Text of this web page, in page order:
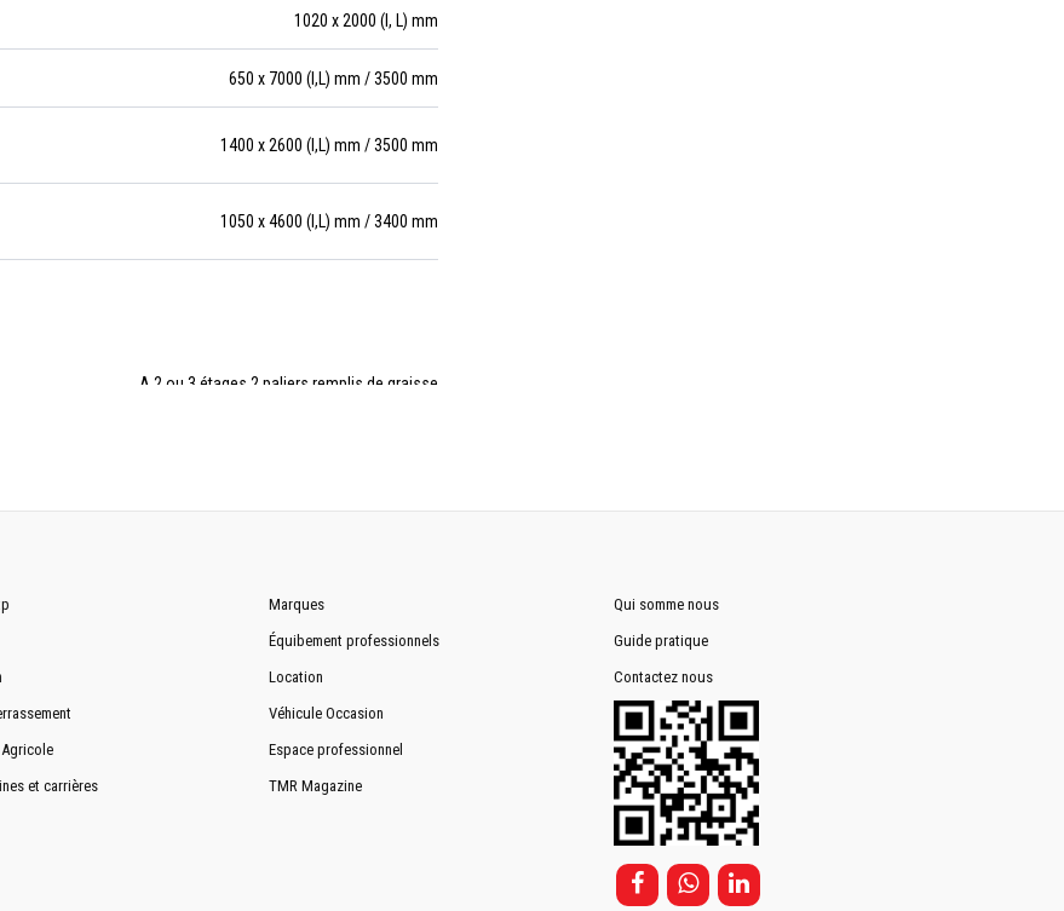
1020 x 2000 (l, L) mm
650 x 7000 (l,L) mm / 3500 mm
1400 x 2600 (l,L) mm / 3500 mm
1050 x 4600 (l,L) mm / 3400 mm
A 2 ou 3 étages 2 paliers remplis de graisse
9700 mm
et carrières
Marques
Équibement professionnels
Location
Véhicule Occasion
Espace professionnel
TMR Magazine
Qui somme nous
Guide pratique
Contactez nous